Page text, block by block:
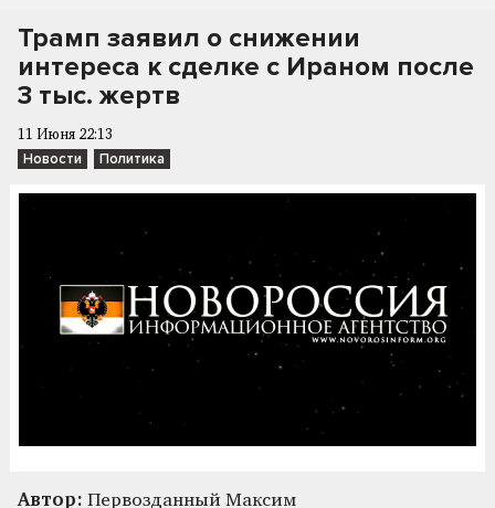
Трамп заявил о снижении
интереса к сделке с Ираном после
3 тыс. жертв
11 Июня 22:13
Новости Политика
Автор: Первозданный Максим